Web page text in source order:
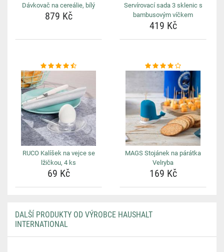
Dávkovač na cereálie, bílý
879 Kč
Servírovací sada 3 sklenic s
bambusovým víčkem
419 Kč
RUCO Kalíšek na vejce se
lžičkou, 4 ks
69 Kč
MAGS Stojánek na párátka
Velryba
169 Kč
DALŠÍ PRODUKTY OD VÝROBCE HAUSHALT
INTERNATIONAL